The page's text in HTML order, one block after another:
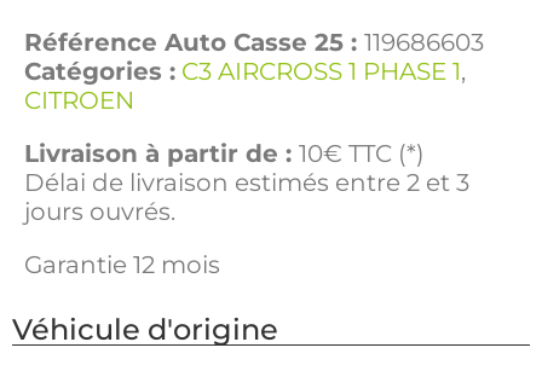
Référence Auto Casse 25 : 119686603
Catégories : C3 AIRCROSS 1 PHASE 1,
CITROEN
Livraison à partir de : 10€ TTC (*)
Délai de livraison estimés entre 2 et 3
jours ouvrés.
Garantie 12 mois
Véhicule d'origine